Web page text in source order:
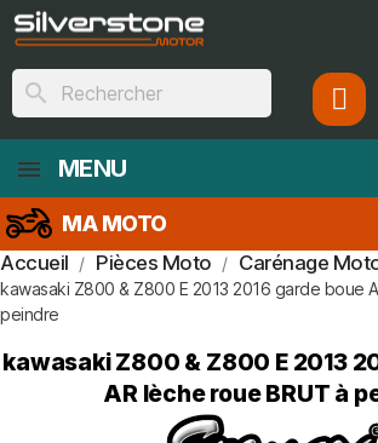
search
MENU
MA MOTO
Accueil Pièces Moto Carénage
kawasaki Z800 & Z800 E 2013 2016 garde boue
peindre
kawasaki Z800 & Z800 E 2013
AR lèche roue BRUT à